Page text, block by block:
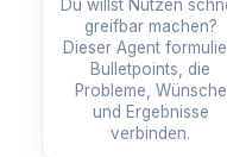
Du willst Nutzen
greifbar machen?
Dieser Agent
Bulletpoints, die
Probleme, Wünsche
und Ergebnisse
verbinden.